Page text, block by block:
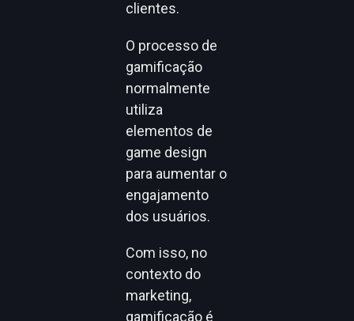
clientes.
O processo de
gamificação
normalmente
utiliza
elementos de
game design
para aumentar o
engajamento
dos usuários.
Com isso, no
contexto do
marketing,
gamificação é